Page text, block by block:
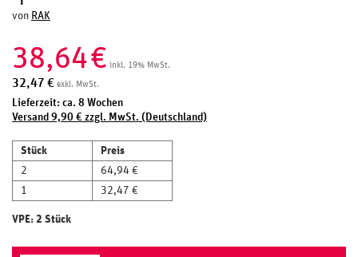
von RAK
38,64€ inkl. 19% MwSt.
32,47 € exkl. MwSt.
Lieferzeit: ca. 8 Wochen
Versand 9,90 € zzgl. MwSt. (Deutschland)
Stück
Preis
2
64,94 €
1
32,47 €
VPE: 2 Stück